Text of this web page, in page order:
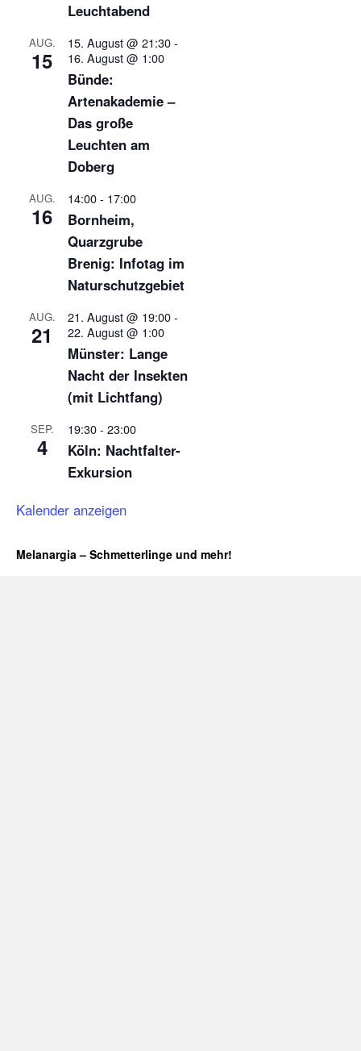
Leuchtabend
AUG.
15
15. August @ 21:30-
16. August @ 1:00
Bünde:
Artenakademie –
Das große
Leuchten am
Doberg
AUG.
16
14:00- 17:00
Bornheim,
Quarzgrube
Brenig: Infotag im
Naturschutzgebiet
AUG.
21
21. August @ 19:00-
22. August @ 1:00
Münster: Lange
Nacht der Insekten
(mit Lichtfang)
SEP.
4
19:30- 23:00
Köln: Nachtfalter-
Exkursion
Kalender anzeigen
Melanargia – Schmetterlinge und mehr!